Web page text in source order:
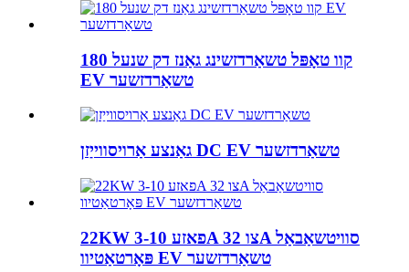
180 קוו טאָפּל טשאַרדזשינג גאַנז דק שנעל
EV טשאַרדזשער
גאַנצע אַרויסווייַזן DC EV טשאַרדזשער
22KW 3-פאזע 10A צו 32A סוויטשאַבאַל
פּאָרטאַטיוו EV טשאַרדזשער